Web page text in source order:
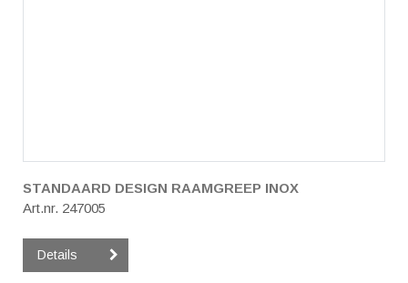
STANDAARD DESIGN RAAMGREEP INOX
Art.nr. 247005
Details